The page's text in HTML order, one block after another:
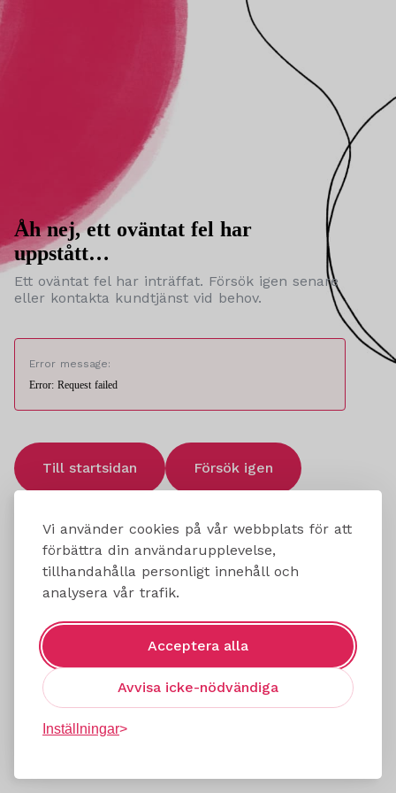
Vi använder cookies på vår webbplats för att
förbättra din användarupplevelse,
tillhandahålla personligt innehåll och
analysera vår trafik.
Acceptera alla
Avvisa icke-nödvändiga
Inställningar
Åh nej, ett oväntat fel har
uppstått…
Ett oväntat fel har inträffat. Försök igen senare
eller kontakta kundtjänst vid behov.
Error message:
Error: Request failed
Till startsidan Försök igen